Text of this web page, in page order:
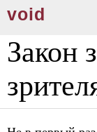
void
Закон